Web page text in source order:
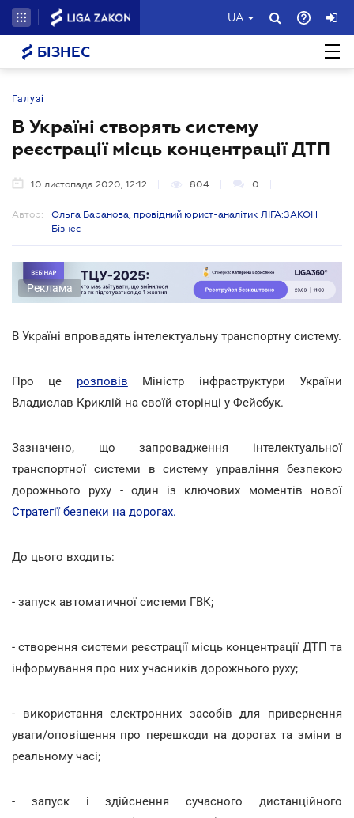
UA
БІЗНЕС
Галузі
В Україні створять систему
реєстрації місць концентрації ДТП
10 листопада 2020, 12:12 804 0
Автор:
Ольга Баранова, провідний юрист-аналітик ЛІГА:ЗАКОН
Бізнес
Реклама
В Україні впровадять інтелектуальну транспортну систему.
Про це розповів Міністр інфраструктури України
Владислав Криклій на своїй сторінці у Фейсбук.
Зазначено, що запровадження інтелектуальної
транспортної системи в систему управління безпекою
дорожнього руху - один із ключових моментів нової
Стратегії безпеки на дорогах.
До цього входить:
- запуск автоматичної системи ГВК;
- створення системи реєстрації місць концентрації ДТП та
інформування про них учасників дорожнього руху;
- використання електронних засобів для привернення
уваги/оповіщення про перешкоди на дорогах та зміни в
реальному часі;
- запуск і здійснення сучасного дистанційного